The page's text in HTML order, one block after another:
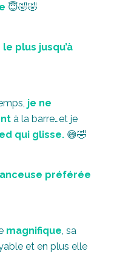
😇🤣🤣
plus jusqu’à
je ne
à la barre…et je
qui glisse. 😅🤣
préférée
magnifique , sa
et en plus elle